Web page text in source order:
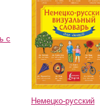
Немецко-русский